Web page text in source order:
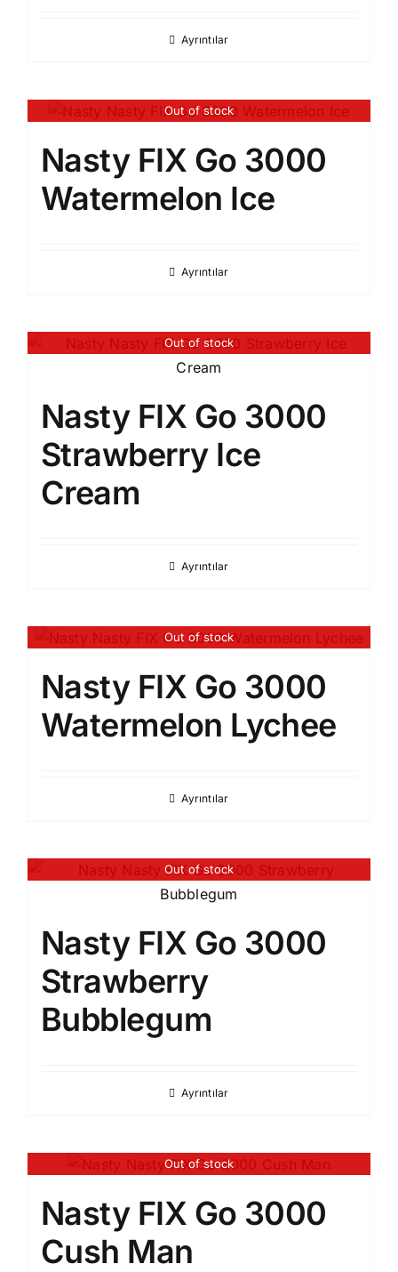
Ayrıntılar
Out of stock
Nasty FIX Go 3000
Watermelon Ice​
Ayrıntılar
Out of stock
Nasty FIX Go 3000
Strawberry Ice
Cream​
Ayrıntılar
Out of stock
Nasty FIX Go 3000
Watermelon Lychee​
Ayrıntılar
Out of stock
Nasty FIX Go 3000
Strawberry
Bubblegum
Ayrıntılar
Out of stock
Nasty FIX Go 3000
Cush Man